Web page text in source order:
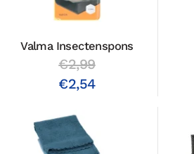
Valma Insectenspons
€2,99
€2,54